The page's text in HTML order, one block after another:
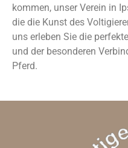
kommen, unser Verein in
die die Kunst des
uns erleben Sie die
und der besonderen
Pferd.